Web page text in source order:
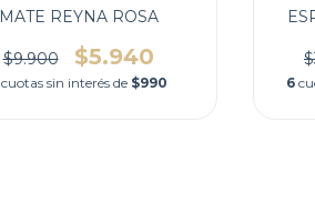
MATE REYNA ROSA
$9.900 $5.940
cuotas sin interés de $990 6